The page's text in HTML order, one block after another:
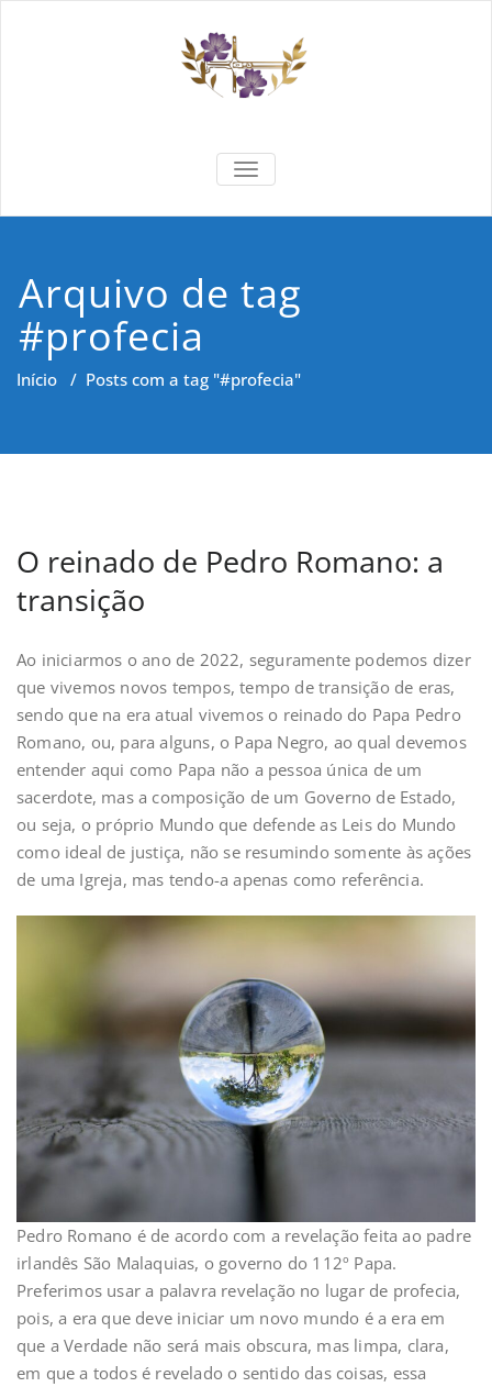
Saber
Cidadania e Dignidade Humana
TOGGLE NAVIGATION
Arquivo de tag
#profecia
Início / Posts com a tag "#profecia"
O reinado de Pedro Romano: a
transição
Ao iniciarmos o ano de 2022, seguramente podemos dizer
que vivemos novos tempos, tempo de transição de eras,
sendo que na era atual vivemos o reinado do Papa Pedro
Romano, ou, para alguns, o Papa Negro, ao qual devemos
entender aqui como Papa não a pessoa única de um
sacerdote, mas a composição de um Governo de Estado,
ou seja, o próprio Mundo que defende as Leis do Mundo
como ideal de justiça, não se resumindo somente às ações
de uma Igreja, mas tendo-a apenas como referência.
Pedro Romano é de acordo com a revelação feita ao padre
irlandês São Malaquias, o governo do 112º Papa.
Preferimos usar a palavra revelação no lugar de profecia,
pois, a era que deve iniciar um novo mundo é a era em
que a Verdade não será mais obscura, mas limpa, clara,
em que a todos é revelado o sentido das coisas, essa